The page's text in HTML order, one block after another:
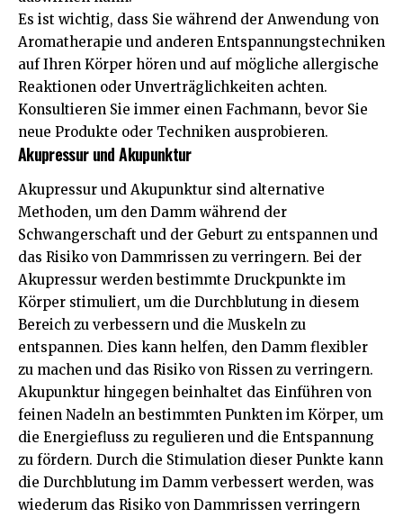
Es ist wichtig, dass Sie während der Anwendung von
Aromatherapie und anderen Entspannungstechniken
auf Ihren Körper hören und auf mögliche allergische
Reaktionen oder Unverträglichkeiten achten.
Konsultieren Sie immer einen Fachmann, bevor Sie
neue Produkte oder Techniken ausprobieren.
Akupressur und Akupunktur
Akupressur und Akupunktur sind alternative
Methoden, um den Damm während der
Schwangerschaft und der Geburt zu entspannen und
das Risiko von Dammrissen zu verringern. Bei der
Akupressur werden bestimmte Druckpunkte im
Körper stimuliert, um die Durchblutung in diesem
Bereich zu verbessern und die Muskeln zu
entspannen. Dies kann helfen, den Damm flexibler
zu machen und das Risiko von Rissen zu verringern.
Akupunktur hingegen beinhaltet das Einführen von
feinen Nadeln an bestimmten Punkten im Körper, um
die Energiefluss zu regulieren und die Entspannung
zu fördern. Durch die Stimulation dieser Punkte kann
die Durchblutung im Damm verbessert werden, was
wiederum das Risiko von Dammrissen verringern